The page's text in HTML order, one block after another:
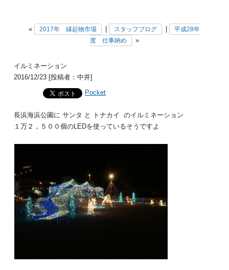
« 2017年 縁起物市場 スタッフブログ
平成28年
度 仕事納め
»
イルミネーション
2016/12/23 [投稿者：中井]
Pocket
長浜海浜公園に サンタ と トナカイ のイルミネーション
１万２，５００個のLEDを使っているそうですよ